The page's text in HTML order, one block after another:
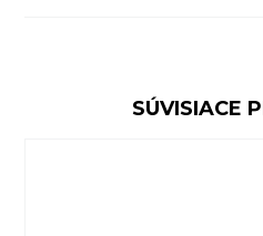
SÚVISIACE